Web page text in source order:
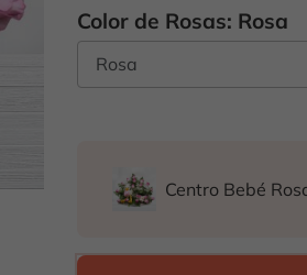
Color de Rosas: Rosa
Centro Bebé